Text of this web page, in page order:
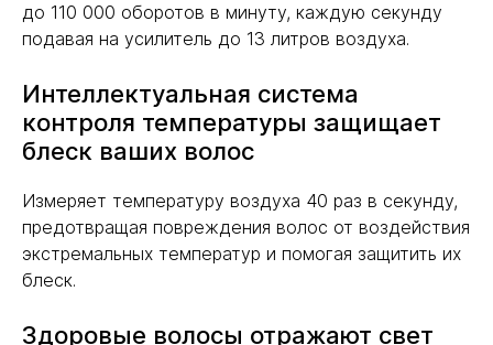
до 110 000 оборотов в минуту, каждую секунду
подавая на усилитель до 13 литров воздуха.
Интеллектуальная система
контроля температуры защищает
блеск ваших волос
Измеряет температуру воздуха 40 раз в секунду,
предотвращая повреждения волос от воздействия
экстремальных температур и помогая защитить их
блеск.
Здоровые волосы отражают свет